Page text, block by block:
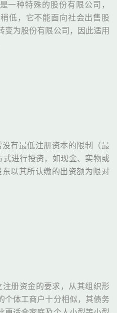
一种特殊的股份有限公司，
低，它不能面向社会出售股
变为股份有限公司，因此适用
有最低注册资本的限制（最
进行投资，如现金、实物或
以其所认缴的出资额为限对
册资金的要求，从其组织形
个体工商户十分相似，其债务